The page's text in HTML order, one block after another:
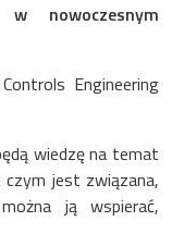
nowoczesnym
Engineering
wiedzę na temat
jest związana,
ją wspierać,